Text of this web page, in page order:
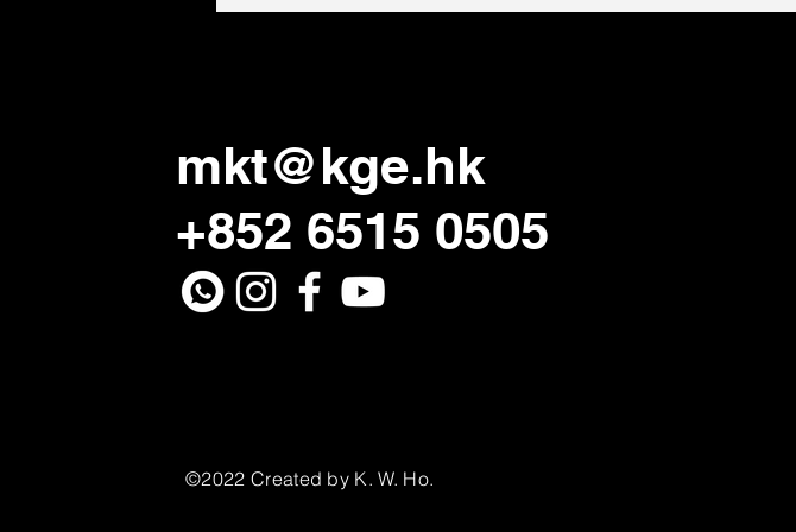
mkt@kge.hk
+852 6515 0505
©2022 Created by K. W. Ho.